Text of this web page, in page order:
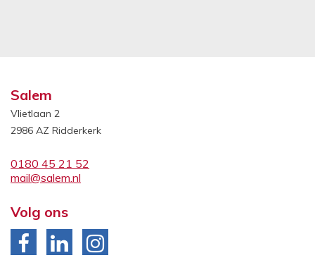
Salem
Vlietlaan 2
2986 AZ Ridderkerk
0180 45 21 52
mail@salem.nl
Volg ons